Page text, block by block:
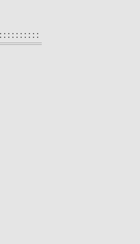
: : : : : : : :